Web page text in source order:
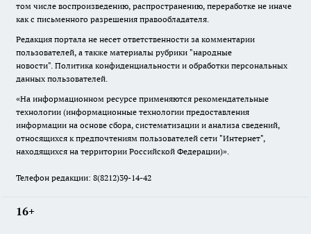
том числе воспроизведению, распространению, переработке не иначе
как с письменного разрешения правообладателя.
Редакция портала не несет ответственности за комментарии
пользователей, а также материалы рубрики "народные
новости". Политика конфиденциальности и обработки персональных
данных пользователей.
«На информационном ресурсе применяются рекомендательные
технологии (информационные технологии предоставления
информации на основе сбора, систематизации и анализа сведений,
относящихся к предпочтениям пользователей сети "Интернет",
находящихся на территории Российской Федерации)».
Телефон редакции: 8(8212)39-14-42
16+